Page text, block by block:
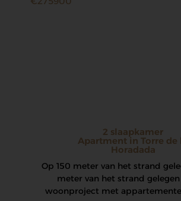
2 slaapkamer
Apartment in Torre de
Horadada
Op 150 meter van het strand
meter van het strand
woonproject met